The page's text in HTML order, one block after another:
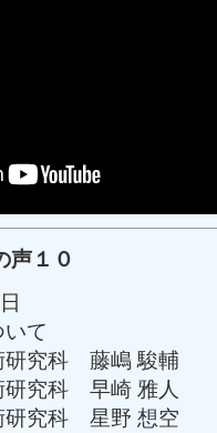
声１０
て
研究科 藤嶋 駿輔
科 早崎 雅人
科 星野 想空